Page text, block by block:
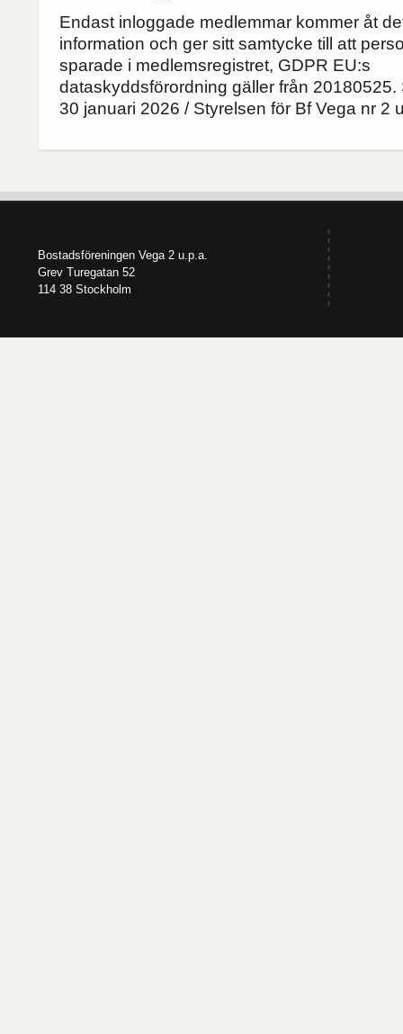
Endast inloggade medlemmar kommer åt
information och ger sitt samtycke till att
sparade i medlemsregistret, GDPR EU:s
dataskyddsförordning gäller från 20180525.
30 januari 2026 / Styrelsen för Bf Vega nr 2
Bostadsföreningen Vega 2 u.p.a.
Grev Turegatan 52
114 38 Stockholm